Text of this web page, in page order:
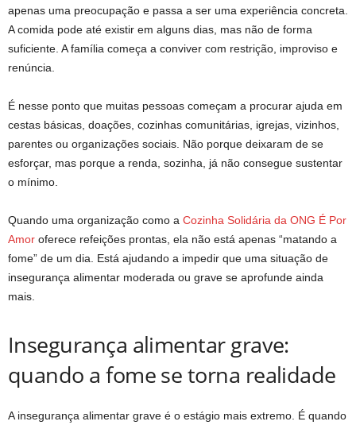
apenas uma preocupação e passa a ser uma experiência concreta.
A comida pode até existir em alguns dias, mas não de forma
suficiente. A família começa a conviver com restrição, improviso e
renúncia.
É nesse ponto que muitas pessoas começam a procurar ajuda em
cestas básicas, doações, cozinhas comunitárias, igrejas, vizinhos,
parentes ou organizações sociais. Não porque deixaram de se
esforçar, mas porque a renda, sozinha, já não consegue sustentar
o mínimo.
Quando uma organização como a Cozinha Solidária da ONG É Por
Amor oferece refeições prontas, ela não está apenas “matando a
fome” de um dia. Está ajudando a impedir que uma situação de
insegurança alimentar moderada ou grave se aprofunde ainda
mais.
Insegurança alimentar grave:
quando a fome se torna realidade
A insegurança alimentar grave é o estágio mais extremo. É quando